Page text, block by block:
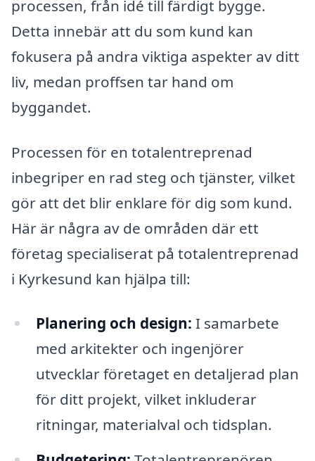
processen, från idé till färdigt bygge.
Detta innebär att du som kund kan
fokusera på andra viktiga aspekter av ditt
liv, medan proffsen tar hand om
byggandet.
Processen för en totalentreprenad
inbegriper en rad steg och tjänster, vilket
gör att det blir enklare för dig som kund.
Här är några av de områden där ett
företag specialiserat på totalentreprenad
i Kyrkesund kan hjälpa till:
Planering och design: I samarbete
med arkitekter och ingenjörer
utvecklar företaget en detaljerad plan
för ditt projekt, vilket inkluderar
ritningar, materialval och tidsplan.